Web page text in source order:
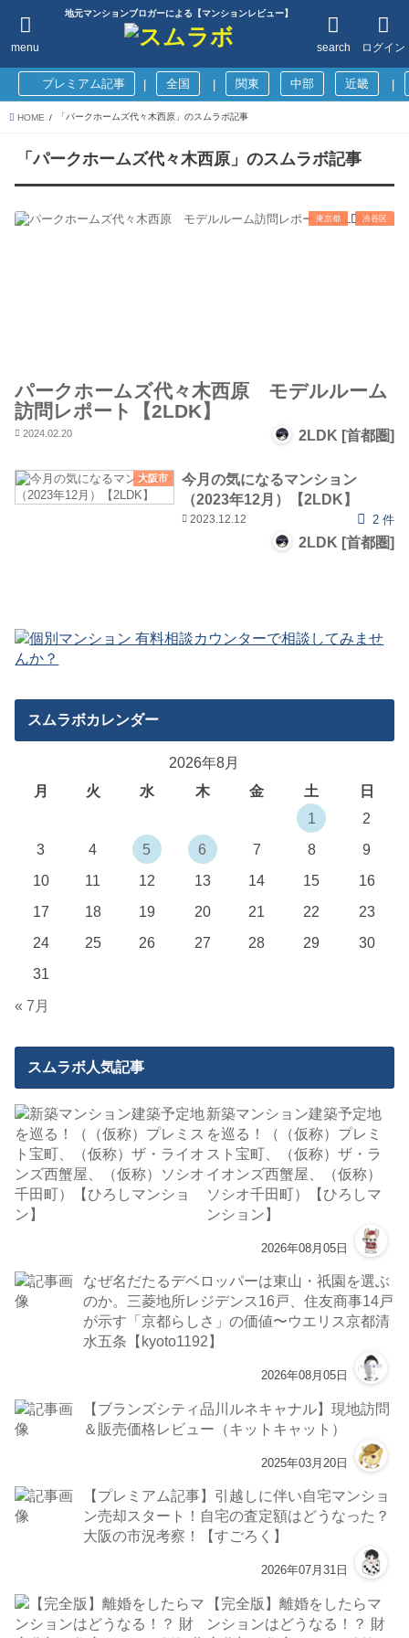
地元マンションブロガーによる【マンションレビュー】
ログイン
search
menu
プレミアム記事 全国 関東 中部 近畿
HOME 「パークホームズ代々木西原」のスムラボ記事
「パークホームズ代々木西原」のスムラボ記事
東京都 渋谷区
パークホームズ代々木西原 モデルルーム
訪問レポート【2LDK】
2024.02.20 2LDK [首都圏]
大阪市
今月の気になるマンション
（2023年12月）【2LDK】
2023.12.12 2 件
2LDK [首都圏]
スムラボカレンダー
2026年8月
月
火 水 木 金 土
日
1
2
3
4 5 6 7 8
9
10
11 12 13 14 15
16
17
18 19 20 21 22
23
24
25 26 27 28 29
30
31
« 7月
スムラボ人気記事
新築マンション建築予定地
を巡る！（（仮称）プレミ
スト宝町、（仮称）ザ・ラ
イオンズ西蟹屋、（仮称）
ソシオ千田町）【ひろしマ
ンション】
2026年08月05日
なぜ名だたるデベロッパーは東山・祇園を選ぶ
のか。三菱地所レジデンス16戸、住友商事14戸
が示す「京都らしさ」の価値〜ウエリス京都清
水五条【kyoto1192】
2026年08月05日
【ブランズシティ品川ルネキャナル】現地訪問
＆販売価格レビュー（キットキャット）
2025年03月20日
【プレミアム記事】引越しに伴い自宅マンショ
ン売却スタート！自宅の査定額はどうなった？
大阪の市況考察！【すごろく】
2026年07月31日
【完全版】離婚をしたらマ
ンションはどうなる！？ 財